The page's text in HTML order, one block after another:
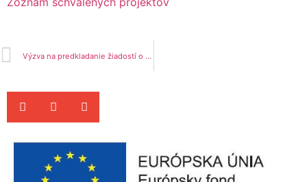
Výzva na predkladanie žiadostí o poskytnutie nenávratného finančného príspevku z Programu rozvoja vidieka SR 2014 – 2020 – MAS_094/7.4/7